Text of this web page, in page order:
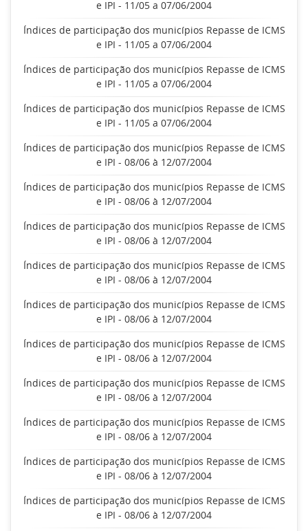
e IPI - 11/05 a 07/06/2004
Índices de participação dos municípios Repasse de ICMS
e IPI - 11/05 a 07/06/2004
Índices de participação dos municípios Repasse de ICMS
e IPI - 11/05 a 07/06/2004
Índices de participação dos municípios Repasse de ICMS
e IPI - 11/05 a 07/06/2004
Índices de participação dos municípios Repasse de ICMS
e IPI - 08/06 à 12/07/2004
Índices de participação dos municípios Repasse de ICMS
e IPI - 08/06 à 12/07/2004
Índices de participação dos municípios Repasse de ICMS
e IPI - 08/06 à 12/07/2004
Índices de participação dos municípios Repasse de ICMS
e IPI - 08/06 à 12/07/2004
Índices de participação dos municípios Repasse de ICMS
e IPI - 08/06 à 12/07/2004
Índices de participação dos municípios Repasse de ICMS
e IPI - 08/06 à 12/07/2004
Índices de participação dos municípios Repasse de ICMS
e IPI - 08/06 à 12/07/2004
Índices de participação dos municípios Repasse de ICMS
e IPI - 08/06 à 12/07/2004
Índices de participação dos municípios Repasse de ICMS
e IPI - 08/06 à 12/07/2004
Índices de participação dos municípios Repasse de ICMS
e IPI - 08/06 à 12/07/2004